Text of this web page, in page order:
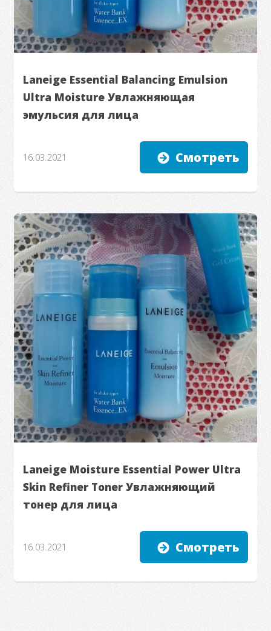
Laneige Essential Balancing Emulsion
Ultra Moisture Увлажняющая
эмульсия для лица
16.03.2021 Смотреть
Laneige Moisture Essential Power Ultra
Skin Refiner Toner Увлажняющий
тонер для лица
16.03.2021 Смотреть